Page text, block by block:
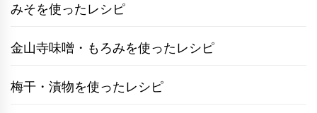
みそを使ったレシピ
金山寺味噌・もろみを使ったレシピ
梅干・漬物を使ったレシピ